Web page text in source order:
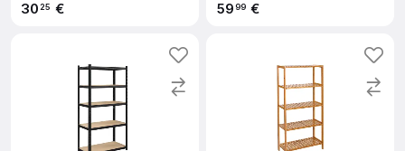
30 25 € 5999 €